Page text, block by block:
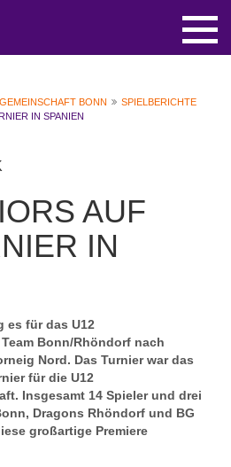
BONN
SPIELBERICHTE
IN SPANIEN
AUF
IN
es für das U12
Bonn/Rhöndorf nach
Nord. Das Turnier war das
für die U12
Insgesamt 14 Spieler und drei
Dragons Rhöndorf und BG
großartige Premiere